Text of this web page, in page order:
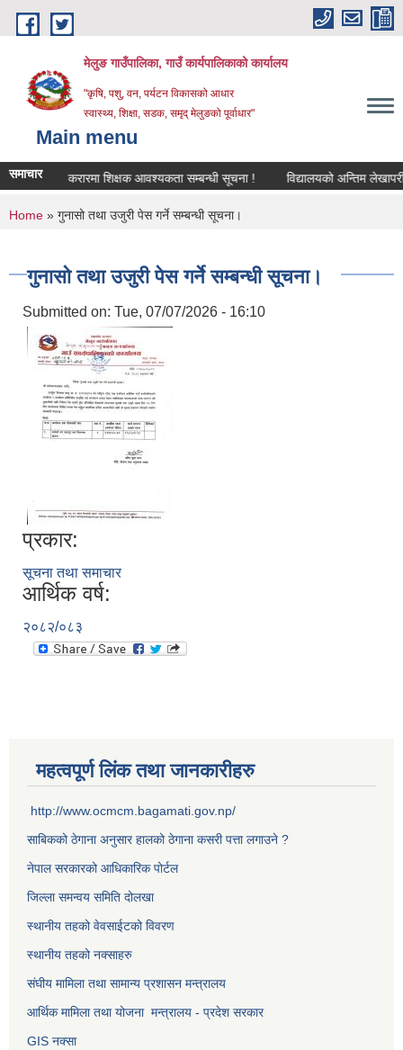
Skip to main content
मेलुङ गाउँपालिका, गाउँ कार्यपालिकाको कार्यालय
"कृषि, पशु, वन, पर्यटन विकासको आधार
स्वास्थ्य, शिक्षा, सडक, समृद् मेलुङको पूर्वाधार"
Main menu
समाचारसेवा करारमा शिक्षक आवश्‍यकता सम्बन्धी सूचना ! विद्यालयको अन्तिम
You are here
Home » गुनासो तथा उजुरी पेस गर्ने सम्बन्धी सूचना।
गुनासो तथा उजुरी पेस गर्ने सम्बन्धी सूचना।
Submitted on: Tue, 07/07/2026 - 16:10
प्रकार:
सूचना तथा समाचार
आर्थिक वर्ष:
२०८२/०८३
महत्वपूर्ण लिंक तथा जानकारीहरु
http://www.ocmcm.bagamati.gov.np/
साबिकको ठेगाना अनुसार हालको ठेगाना कसरी पत्ता लगाउने ?
नेपाल सरकारको आधिकारिक पोर्टल
जिल्ला समन्वय समिति दोलखा
स्थानीय तहको वेवसाईटको विवरण
स्थानीय तहको नक्साहरु
संघीय मामिला तथा सामान्य प्रशासन मन्त्रालय
आर्थिक मामिला तथा योजना मन्त्रालय - प्रदेश सरकार
GIS नक्सा